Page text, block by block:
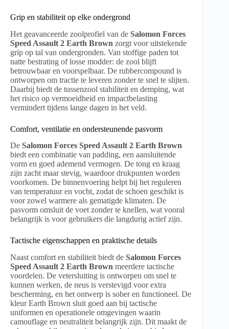
Grip en stabiliteit op elke ondergrond
Het geavanceerde zoolprofiel van de Salomon Forces
Speed Assault 2 Earth Brown zorgt voor uitstekende
grip op tal van ondergronden. Van stoffige paden tot
natte bestrating of losse modder: de zool blijft
betrouwbaar en voorspelbaar. De rubbercompound is
ontworpen om tractie te leveren zonder te snel te slijten.
Daarbij biedt de tussenzool stabiliteit en demping, wat
het risico op vermoeidheid en impactbelasting
vermindert tijdens lange dagen in het veld.
Comfort, ventilatie en ondersteunende pasvorm
De Salomon Forces Speed Assault 2 Earth Brown
biedt een combinatie van padding, een aansluitende
vorm en goed ademend vermogen. De tong en kraag
zijn zacht maar stevig, waardoor drukpunten worden
voorkomen. De binnenvoering helpt bij het reguleren
van temperatuur en vocht, zodat de schoen geschikt is
voor zowel warmere als gematigde klimaten. De
pasvorm omsluit de voet zonder te knellen, wat vooral
belangrijk is voor gebruikers die langdurig actief zijn.
Tactische eigenschappen en praktische details
Naast comfort en stabiliteit biedt de Salomon Forces
Speed Assault 2 Earth Brown meerdere tactische
voordelen. De vetersluiting is ontworpen om snel te
kunnen werken, de neus is verstevigd voor extra
bescherming, en het ontwerp is sober en functioneel. De
kleur Earth Brown sluit goed aan bij tactische
uniformen en operationele omgevingen waarin
camouflage en neutraliteit belangrijk zijn. Dit maakt de